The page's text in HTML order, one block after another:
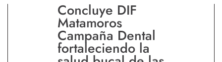
Concluye DIF
Matamoros
Campaña Dental
fortaleciendo la